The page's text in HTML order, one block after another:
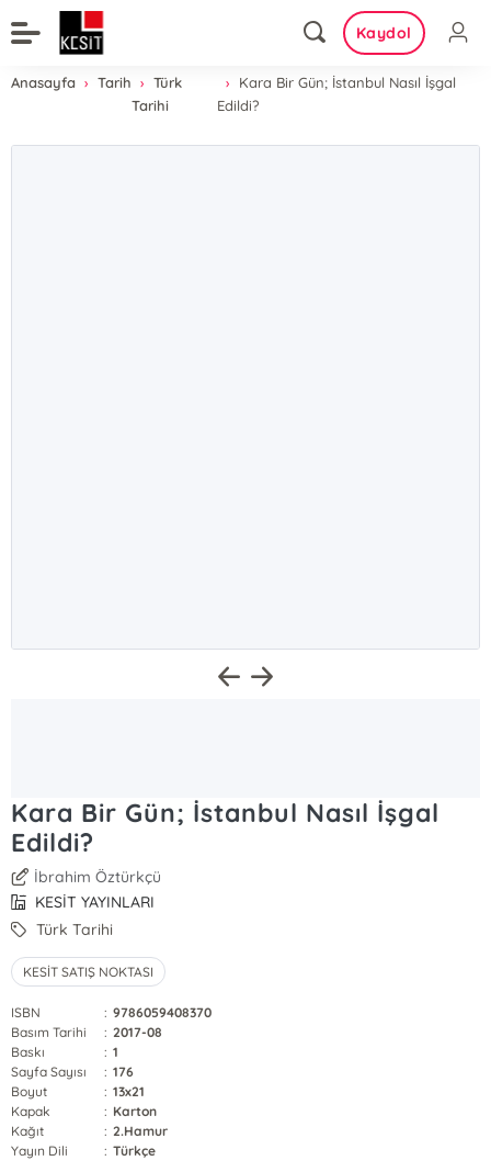
Kaydol
Anasayfa Tarih
Türk
Tarihi
Kara Bir Gün; İstanbul Nasıl İşgal
Edildi?
Kara Bir Gün; İstanbul Nasıl İşgal
Edildi?
İbrahim Öztürkçü
KESİT YAYINLARI
Türk Tarihi
KESİT SATIŞ NOKTASI
ISBN : 9786059408370
Basım Tarihi
: 2017-08
Baskı
: 1
Sayfa Sayısı
: 176
Boyut
: 13x21
Kapak
: Karton
Kağıt
: 2.Hamur
Yayın Dili
: Türkçe